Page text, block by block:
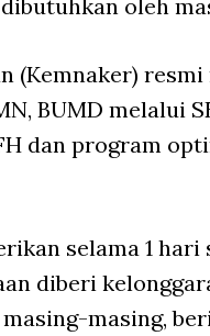
oleh
(Kemnaker)
BUMD melalui
dan program
selama 1 hari
diberi
masing,